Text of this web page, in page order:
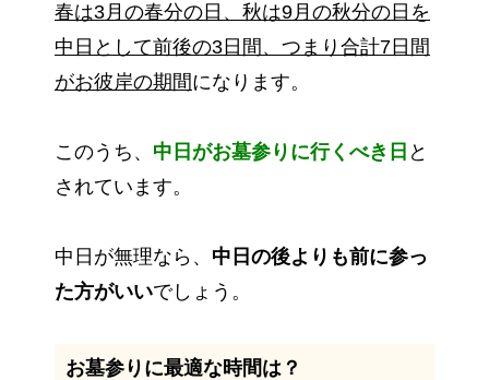
春は3月の春分の日、秋は9月の秋分の日を
中日として前後の3日間、つまり合計7日間
がお彼岸の期間になります。
このうち、 中日がお墓参りに行くべき日 と
されています。
中日が無理なら、 中日の後よりも前に参っ
た方がいいでしょう。
お墓参りに最適な時間は？